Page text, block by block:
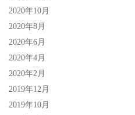
2020年10月
2020年8月
2020年6月
2020年4月
2020年2月
2019年12月
2019年10月